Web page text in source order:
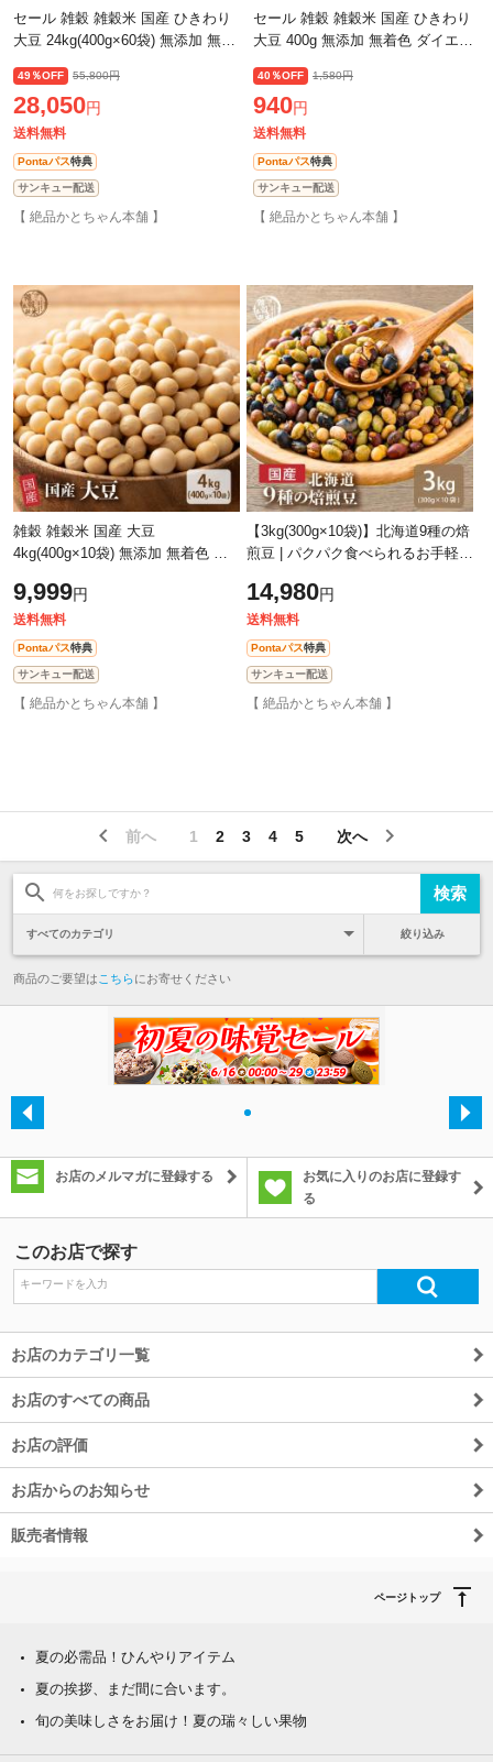
セール 雑穀 雑穀米 国産 ひきわり
大豆 24kg(400g×60袋) 無添加 無着
タンパク質
49％OFF 55,800円
28,050円
送料無料
Pontaパス特典
サンキュー配送
【 絶品かとちゃん本舗 】
セール 雑穀 雑穀米 国産 ひきわり
大豆 400g 無添加 無着色 ダイエッ
40％OFF 1,580円
940円
送料無料
Pontaパス特典
サンキュー配送
【 絶品かとちゃん本舗 】
雑穀 雑穀米 国産 大豆
4kg(400g×10袋) 無添加 無着色 ダ
ク質
9,999円
送料無料
Pontaパス特典
サンキュー配送
【 絶品かとちゃん本舗 】
【3kg(300g×10袋)】北海道9種の焙
煎豆 | パクパク食べられるお手軽無
14,980円
送料無料
Pontaパス特典
サンキュー配送
【 絶品かとちゃん本舗 】
前へ 次へ
1 2 3 4 5
絞り込み
商品のご要望は こちらにお寄せください
お店のメルマガに登録する
お気に入りのお店に登録す
る
このお店で探す
お店のカテゴリ一覧
お店のすべての商品
お店の評価
お店からのお知らせ
販売者情報
ページトップ
夏の必需品！ひんやりアイテム
夏の挨拶、まだ間に合います。
旬の美味しさをお届け！夏の瑞々しい果物